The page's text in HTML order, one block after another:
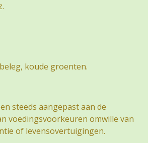
koude groenten.
steeds aangepast aan de
voedingsvoorkeuren omwille van
of levensovertuigingen.